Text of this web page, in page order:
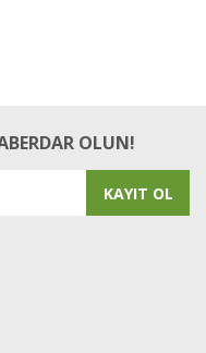
OLUN!
KAYIT OL